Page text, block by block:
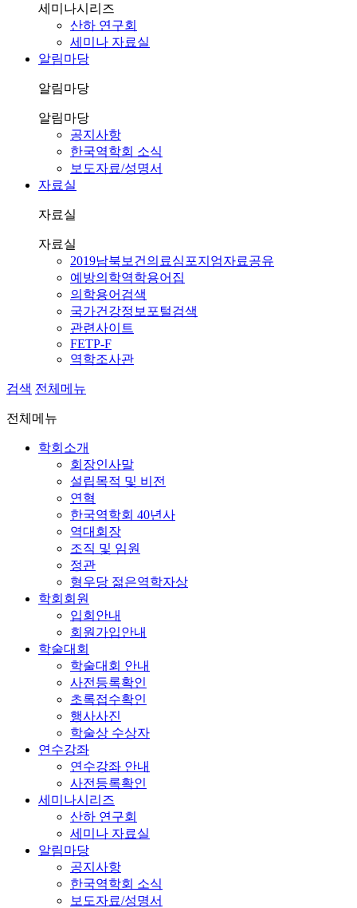
세미나시리즈
산하 연구회
세미나 자료실
알림마당
알림마당
알림마당
공지사항
한국역학회 소식
보도자료/성명서
자료실
자료실
자료실
2019남북보건의료심포지엄자료공유
예방의학역학용어집
의학용어검색
국가건강정보포털검색
관련사이트
FETP-F
역학조사관
검색 전체메뉴
전체메뉴
학회소개
회장인사말
설립목적 및 비전
연혁
한국역학회 40년사
역대회장
조직 및 임원
정관
형우당 젊은역학자상
학회회원
입회안내
회원가입안내
학술대회
학술대회 안내
사전등록확인
초록접수확인
행사사진
학술상 수상자
연수강좌
연수강좌 안내
사전등록확인
세미나시리즈
산하 연구회
세미나 자료실
알림마당
공지사항
한국역학회 소식
보도자료/성명서